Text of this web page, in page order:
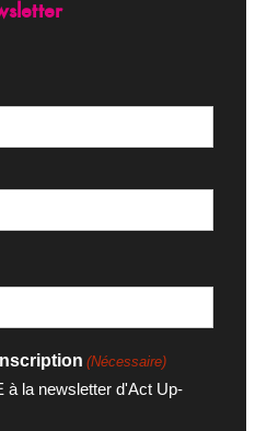
(Nécessaire)
à la newsletter d'Act Up-